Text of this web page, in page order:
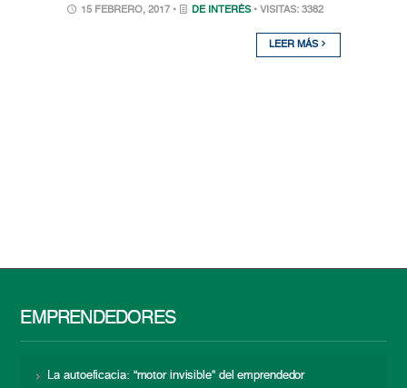
15 FEBRERO, 2017 • DE INTERÉS • VISITAS: 3382
LEER MÁS
EMPRENDEDORES
La autoeficacia: “motor invisible” del emprendedor